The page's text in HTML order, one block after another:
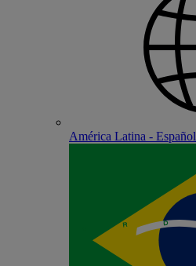
América Latina - Español